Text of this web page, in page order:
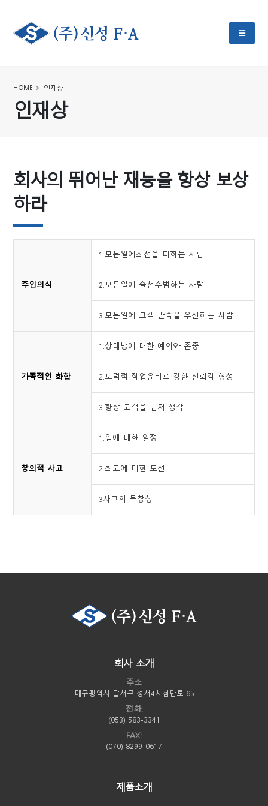
인재상
HOME 인재상
회사의 뛰어난 재능을 항상 보상
하라
주인의식
1.모든일에최선을 다하는 사람
2.모든일에 솔선수범하는 사람
3.모든일에 고객 만족을 우선하는 사람
가족적인 화합
1.상대방에 대한 예의와 존중
2.도덕적 작업윤리로 강한 신뢰감 형성
3.항상 고객을 먼저 생각
창의적 사고
1.일에 대한 열정
2.최고에 대한 도전
3사고의 독창성
회사 소개
주소
대구광역시 달서구 성서4차첨단로 65
전화:
(053) 583-3341
FAX:
(070) 8299-0617
제품소개